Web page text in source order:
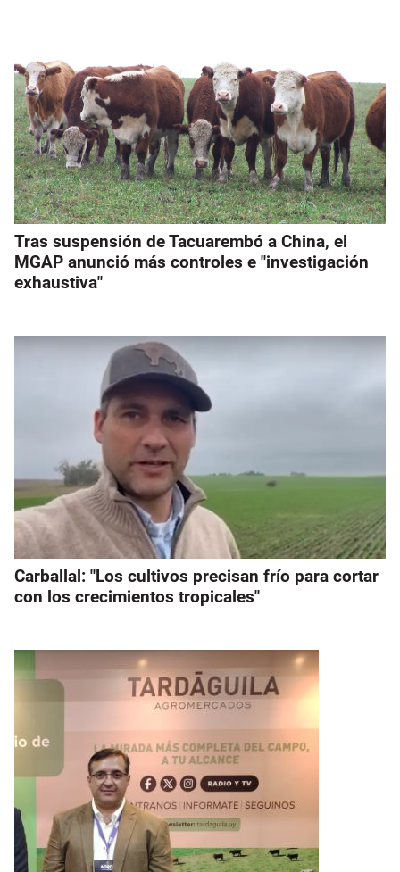
Tras suspensión de Tacuarembó a China, el
MGAP anunció más controles e "investigación
exhaustiva"
Carballal: "Los cultivos precisan frío para cortar
con los crecimientos tropicales"